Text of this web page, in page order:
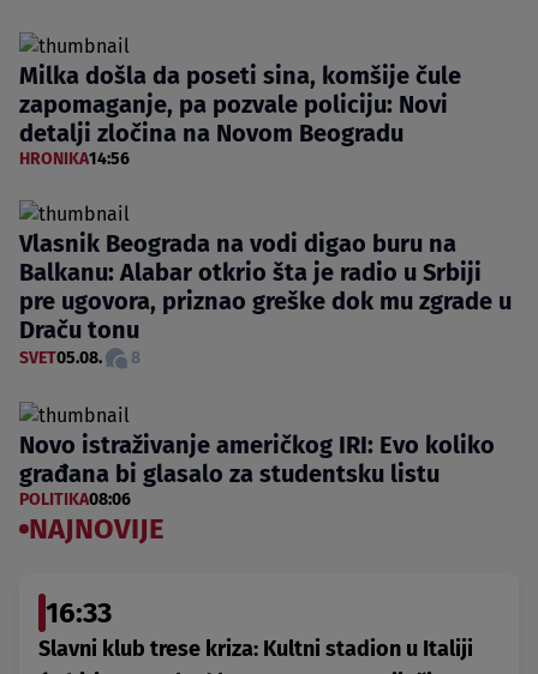
Milka došla da poseti sina, komšije čule
zapomaganje, pa pozvale policiju: Novi
detalji zločina na Novom Beogradu
HRONIKA14:56
Vlasnik Beograda na vodi digao buru na
Balkanu: Alabar otkrio šta je radio u Srbiji
pre ugovora, priznao greške dok mu zgrade u
Draču tonu
SVET05.08. 8
Novo istraživanje američkog IRI: Evo koliko
građana bi glasalo za studentsku listu
POLITIKA08:06
NAJNOVIJE
16:33
Slavni klub trese kriza: Kultni stadion u Italiji